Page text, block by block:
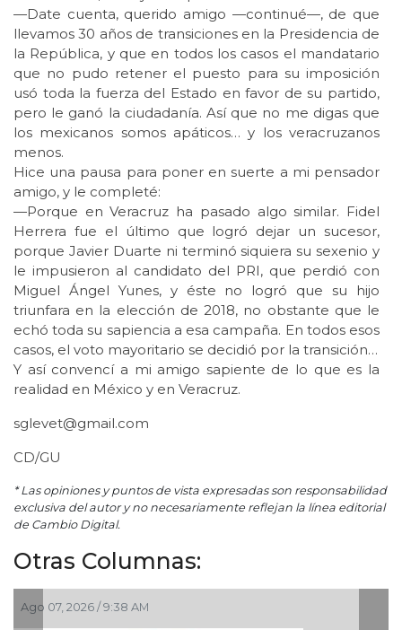
—Date cuenta, querido amigo —continué—, de que
llevamos 30 años de transiciones en la Presidencia de
la República, y que en todos los casos el mandatario
que no pudo retener el puesto para su imposición
usó toda la fuerza del Estado en favor de su partido,
pero le ganó la ciudadanía. Así que no me digas que
los mexicanos somos apáticos… y los veracruzanos
menos.
Hice una pausa para poner en suerte a mi pensador
amigo, y le completé:
—Porque en Veracruz ha pasado algo similar. Fidel
Herrera fue el último que logró dejar un sucesor,
porque Javier Duarte ni terminó siquiera su sexenio y
le impusieron al candidato del PRI, que perdió con
Miguel Ángel Yunes, y éste no logró que su hijo
triunfara en la elección de 2018, no obstante que le
echó toda su sapiencia a esa campaña. En todos esos
casos, el voto mayoritario se decidió por la transición…
Y así convencí a mi amigo sapiente de lo que es la
realidad en México y en Veracruz.
sglevet@gmail.com
CD/GU
* Las opiniones y puntos de vista expresadas son responsabilidad
exclusiva del autor y no necesariamente reflejan la línea editorial
de Cambio Digital.
Otras Columnas:
07, 2026 / 9:38 AM